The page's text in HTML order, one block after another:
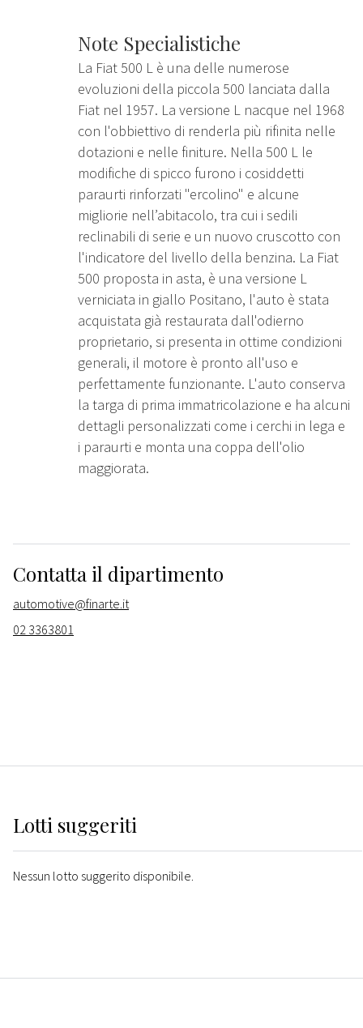
Note Specialistiche
La Fiat 500 L è una delle numerose
evoluzioni della piccola 500 lanciata dalla
Fiat nel 1957. La versione L nacque nel 1968
con l'obbiettivo di renderla più rifinita nelle
dotazioni e nelle finiture. Nella 500 L le
modifiche di spicco furono i cosiddetti
paraurti rinforzati "ercolino" e alcune
migliorie nell’abitacolo, tra cui i sedili
reclinabili di serie e un nuovo cruscotto con
l'indicatore del livello della benzina. La Fiat
500 proposta in asta, è una versione L
verniciata in giallo Positano, l'auto è stata
acquistata già restaurata dall'odierno
proprietario, si presenta in ottime condizioni
generali, il motore è pronto all'uso e
perfettamente funzionante. L'auto conserva
la targa di prima immatricolazione e ha alcuni
dettagli personalizzati come i cerchi in lega e
i paraurti e monta una coppa dell'olio
maggiorata.
Contatta il dipartimento
automotive@finarte.it
02 3363801
Lotti suggeriti
Nessun lotto suggerito disponibile.